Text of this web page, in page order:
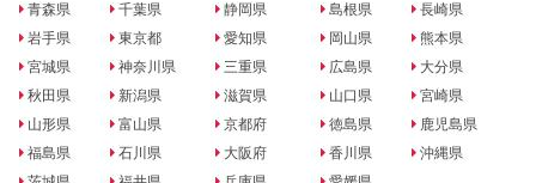
青森県
岩手県
宮城県
秋田県
山形県
福島県
千葉県
東京都
神奈川県
新潟県
富山県
石川県
静岡県
愛知県
三重県
滋賀県
京都府
大阪府
島根県
岡山県
広島県
山口県
徳島県
香川県
長崎県
熊本県
大分県
宮崎県
鹿児島県
沖縄県